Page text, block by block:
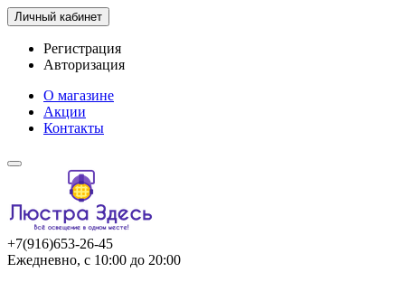
Личный кабинет
Регистрация
Авторизация
О магазине
Акции
Контакты
+7(916)653-26-45
Ежедневно, с 10:00 до 20:00